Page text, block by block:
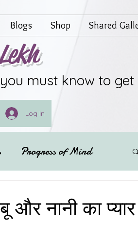
Blogs Shop Shared
must know to
Log In
Progress of Mind
नानी का प्यार